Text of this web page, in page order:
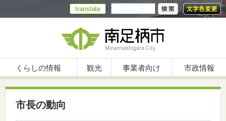
translate
くらしの情報 観光 事業者向け 市政情報
市長の動向